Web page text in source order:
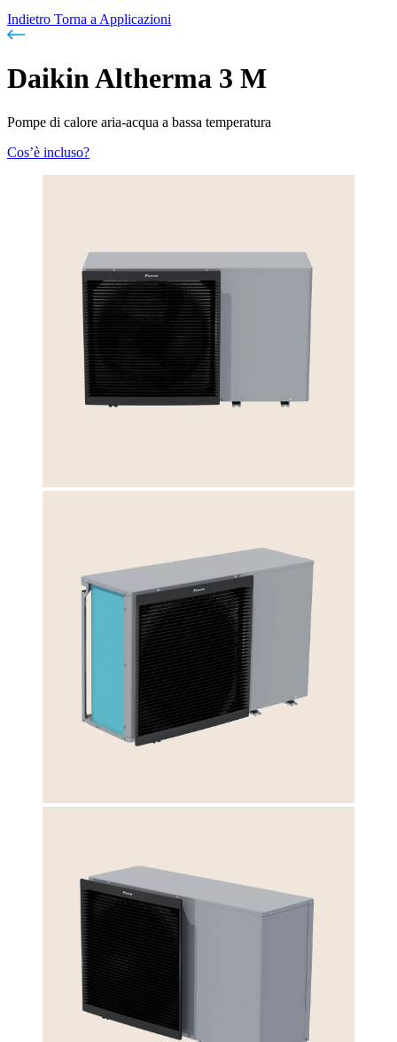
Indietro Torna a Applicazioni
Daikin Altherma 3 M
Pompe di calore aria-acqua a bassa temperatura
Cos’è incluso?